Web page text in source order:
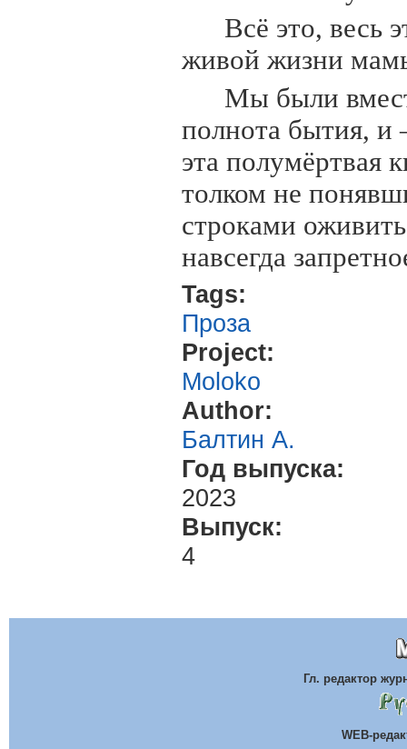
Всё это, весь
живой жизни
Мы были
полнота бытия, и
эта полумёртвая
толком не
строками
навсегда
Tags:
Проза
Project:
Moloko
Author:
Балтин А.
Год выпуска:
2023
Выпуск:
4
Гл. редактор
WEB-